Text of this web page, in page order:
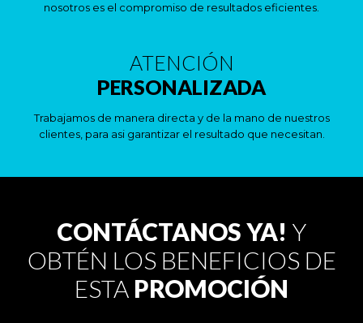
nosotros es el compromiso de resultados eficientes.
ATENCIÓN
PERSONALIZADA
Trabajamos de manera directa y de la mano de nuestros
clientes, para asi garantizar el resultado que necesitan.
CONTÁCTANOS YA! Y
OBTÉN LOS BENEFICIOS DE
ESTA PROMOCIÓN